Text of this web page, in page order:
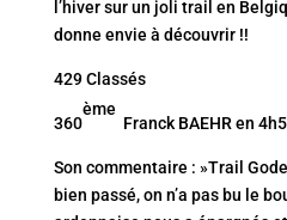
l’hiver sur un joli trail en
donne envie à découvrir !!
429 Classés
360
ème
Franck BAEHR en
Son commentaire : »Trail
bien passé, on n’a pas bu le